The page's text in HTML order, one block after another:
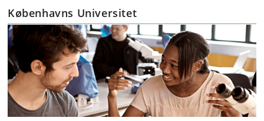
Københavns Universitet